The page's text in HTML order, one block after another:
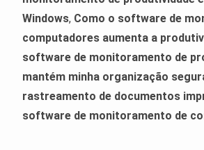
Windows, Como o software de
computadores aumenta a
software de monitoramento de
mantém minha organização
rastreamento de documentos
software de monitoramento de